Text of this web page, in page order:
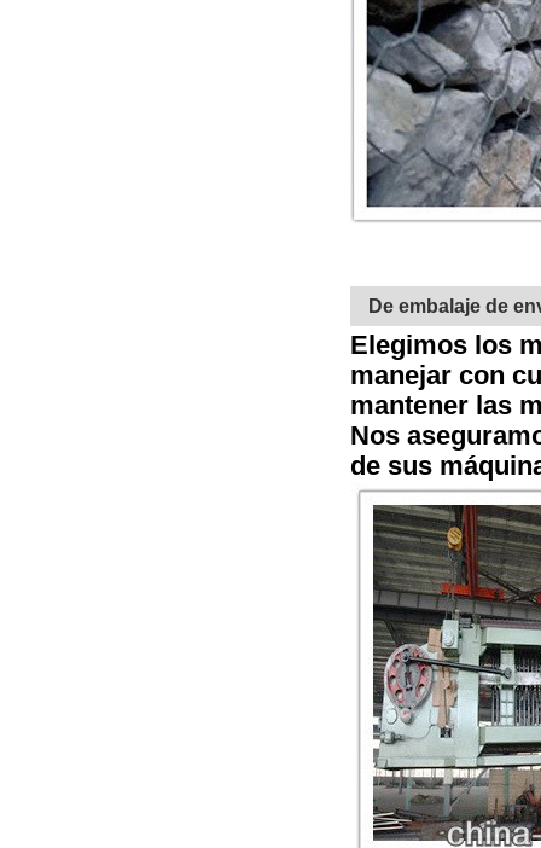
De embalaje de
Elegimos los
manejar con
mantener las
Nos
de sus